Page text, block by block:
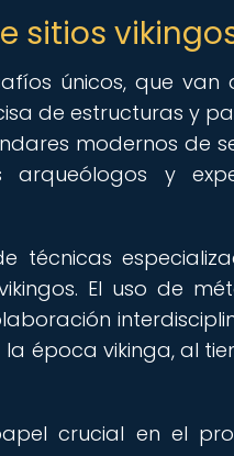
sitios
únicos, que van
de estructuras y
modernos de
arqueólogos y
técnicas
El uso de
época vikinga, al
crucial en el